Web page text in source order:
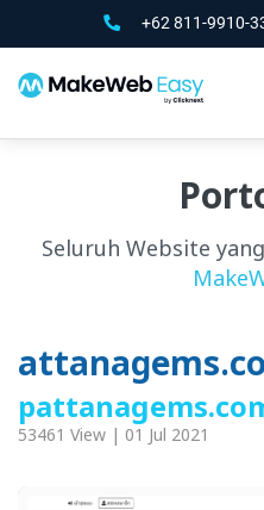
+62 811-9910-
Seluruh Website
53461 View | 01 Jul 2021